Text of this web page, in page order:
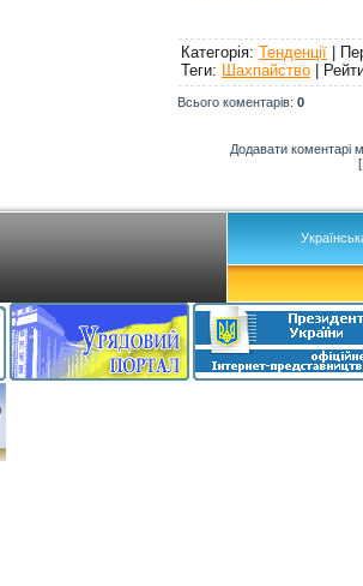
Категорія: Тенденції |
Теги: Шахпайство |
Всього коментарів: 0
Додавати коментарі